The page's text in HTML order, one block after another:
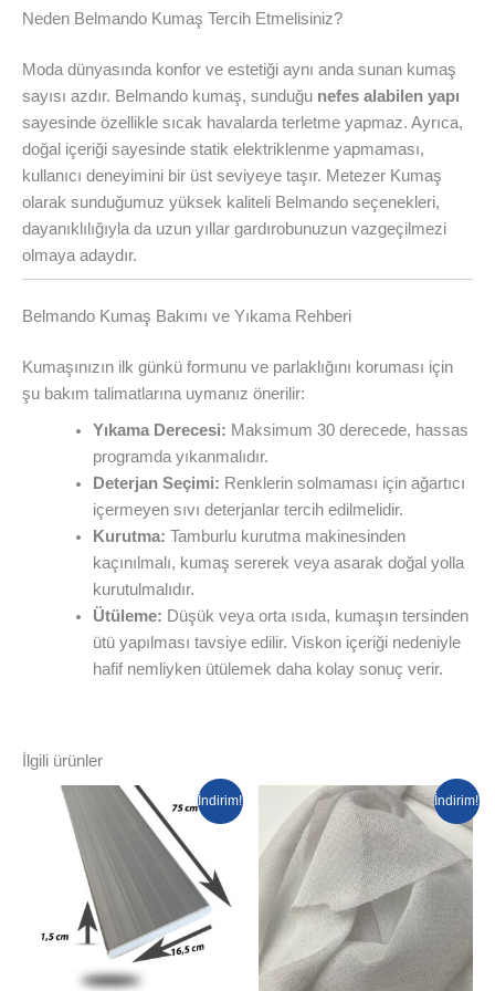
Neden Belmando Kumaş Tercih Etmelisiniz?
Moda dünyasında konfor ve estetiği aynı anda sunan kumaş
sayısı azdır. Belmando kumaş, sunduğu nefes alabilen yapı
sayesinde özellikle sıcak havalarda terletme yapmaz. Ayrıca,
doğal içeriği sayesinde statik elektriklenme yapmaması,
kullanıcı deneyimini bir üst seviyeye taşır. Metezer Kumaş
olarak sunduğumuz yüksek kaliteli Belmando seçenekleri,
dayanıklılığıyla da uzun yıllar gardırobunuzun vazgeçilmezi
olmaya adaydır.
Belmando Kumaş Bakımı ve Yıkama Rehberi
Kumaşınızın ilk günkü formunu ve parlaklığını koruması için
şu bakım talimatlarına uymanız önerilir:
Yıkama Derecesi: Maksimum 30 derecede, hassas
programda yıkanmalıdır.
Deterjan Seçimi: Renklerin solmaması için ağartıcı
içermeyen sıvı deterjanlar tercih edilmelidir.
Kurutma: Tamburlu kurutma makinesinden
kaçınılmalı, kumaş sererek veya asarak doğal yolla
kurutulmalıdır.
Ütüleme: Düşük veya orta ısıda, kumaşın tersinden
ütü yapılması tavsiye edilir. Viskon içeriği nedeniyle
hafif nemliyken ütülemek daha kolay sonuç verir.
İlgili ürünler
İndirim! İndirim!